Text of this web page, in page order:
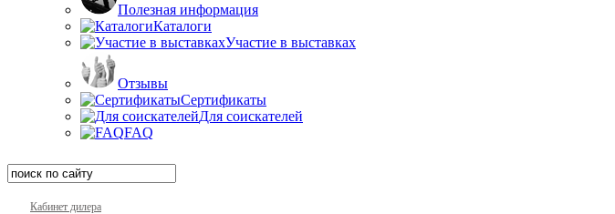
Полезная информация
Каталоги
Участие в выставках
Отзывы
Сертификаты
Для соискателей
FAQ
Кабинет дилера